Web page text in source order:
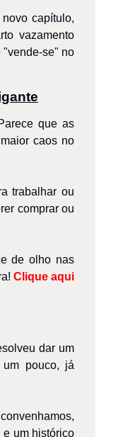
capítulo,
vazamento
"vende-se" no
que as
caos no
trabalhar ou
comprar ou
de olho nas
Clique aqui
dar um
pouco, já
e um histórico